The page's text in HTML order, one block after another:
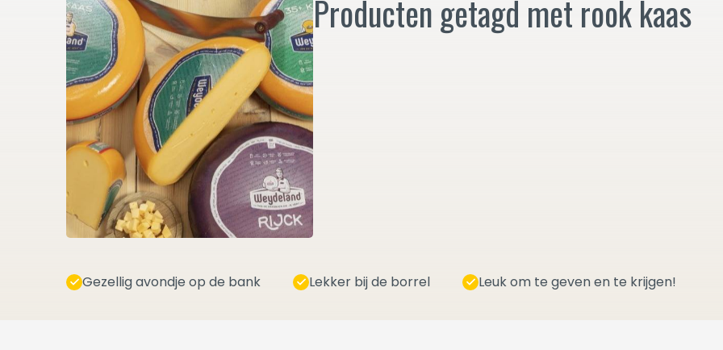
Producten getagd met rook kaas
Gezellig avondje op de bank Lekker bij de borrel Leuk om te geven en te krijgen!